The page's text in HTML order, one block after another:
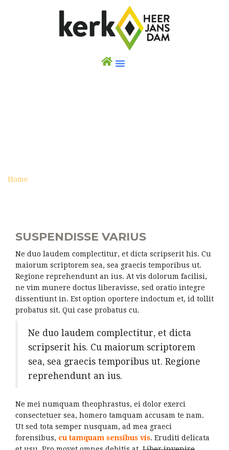
Home
SUSPENDISSE VARIUS
Ne duo laudem complectitur, et dicta scripserit his. Cu
maiorum scriptorem sea, sea graecis temporibus ut.
Regione reprehendunt an ius. At vis dolorum facilisi,
ne vim munere doctus liberavisse, sed oratio integre
dissentiunt in. Est option oportere indoctum et, id tollit
probatus sit. Qui case probatus cu.
Ne duo laudem complectitur, et dicta
scripserit his. Cu maiorum scriptorem
sea, sea graecis temporibus ut. Regione
reprehendunt an ius.
Ne mei numquam theophrastus, ei dolor exerci
consectetuer sea, homero tamquam accusam te nam.
Ut sed tota semper nusquam, ad mea graeci
forensibus, cu tamquam sensibus vis. Eruditi delicata